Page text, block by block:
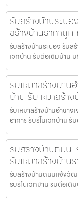
รับสร้างบ้านระน
สร้างบ้านราคาถูก
รับสร้างบ้านระนอง รับส
เวทบ้าน รับต่อเติมบ้าน
รับเหมาสร้างบ้า
บ้าน รับเหมาสร้า
รับเหมาสร้างบ้านอำนาจ
อาคาร รับรีโนเวทบ้าน
รับสร้างบ้านถนน
รับเหมาสร้างบ้าน
รับสร้างบ้านถนนแจ้งวัฒ
รับรีโนเวทบ้าน รับต่อเติ